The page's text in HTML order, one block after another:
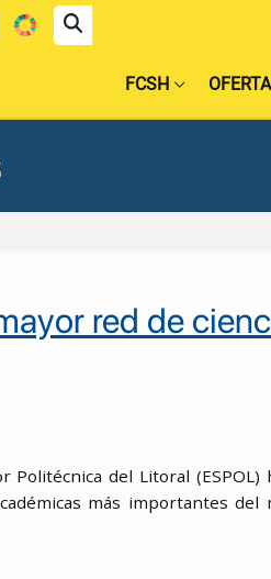
FCSH
red de
Politécnica del Litoral
más importantes